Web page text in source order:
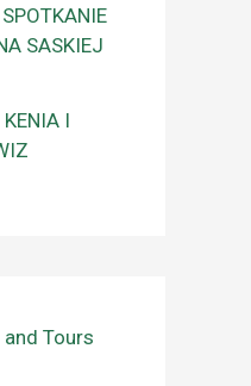
SASKIEJ
I
and Tours